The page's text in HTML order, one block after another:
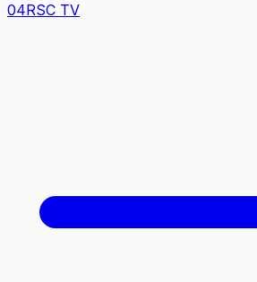
04RSC TV